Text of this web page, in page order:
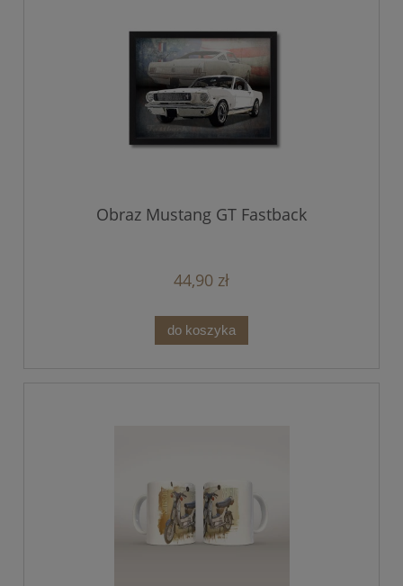
Obraz Mustang GT Fastback
44,90 zł
do koszyka